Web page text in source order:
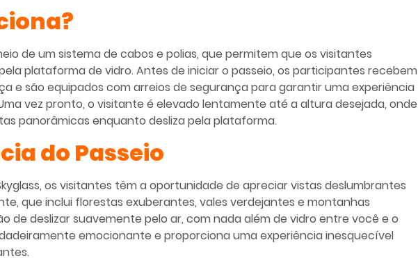
de um sistema de cabos e polias, que permitem que os visitantes
plataforma de vidro. Antes de iniciar o passeio, os participantes recebem
e são equipados com arreios de segurança para garantir uma experiência
vez pronto, o visitante é elevado lentamente até a altura desejada, onde
panorâmicas enquanto desliza pela plataforma.
do Passeio
os visitantes têm a oportunidade de apreciar vistas deslumbrantes
que inclui florestas exuberantes, vales verdejantes e montanhas
de deslizar suavemente pelo ar, com nada além de vidro entre você e o
emocionante e proporciona uma experiência inesquecível